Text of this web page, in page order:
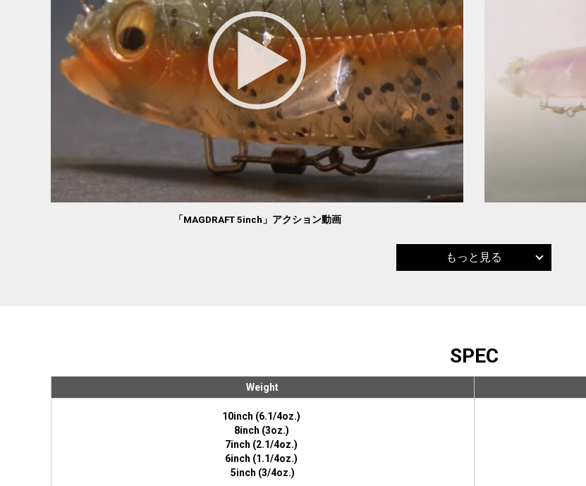
「MAGDRAFT 5inch」アクション動画
もっと見る
SPEC
Weight
10inch (6.1/4oz.)
8inch (3oz.)
7inch (2.1/4oz.)
6inch (1.1/4oz.)
5inch (3/4oz.)